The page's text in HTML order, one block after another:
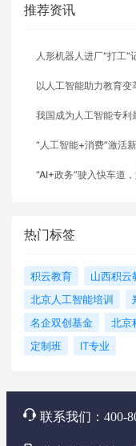
推荐资讯
人形机器人进厂“打工”
以人工智能助力教育变
我国成为人工智能专利
“人工智能+消费”激活
“AI+政务”驶入快车道
热门标签
积云教育 山西积云
北京人工智能培训
名企双创基金
北京
定制班
IT专业